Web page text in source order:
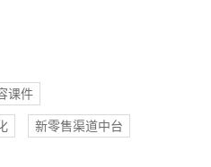
课件
新零售渠道中台